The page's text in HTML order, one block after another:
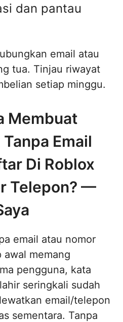
dan pantau
email atau
tua. Tinjau riwayat
setiap minggu.
Membuat
Email
Di Roblox
Telepon? —
email atau nomor
memang
pengguna, kata
seringkali sudah
email/telepon
sementara. Tanpa